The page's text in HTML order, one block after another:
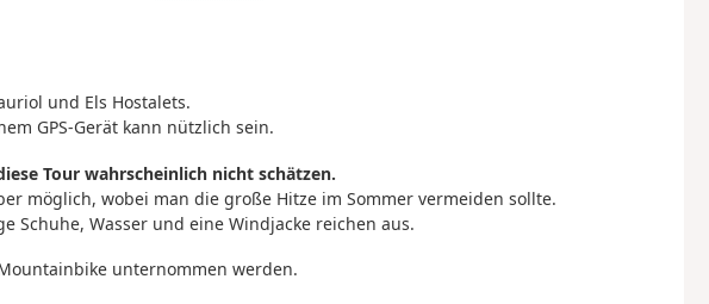
und Els Hostalets.
GPS-Gerät kann nützlich sein.
Tour wahrscheinlich nicht schätzen.
möglich, wobei man die große Hitze im Sommer vermeiden sollte.
Schuhe, Wasser und eine Windjacke reichen aus.
unternommen werden.